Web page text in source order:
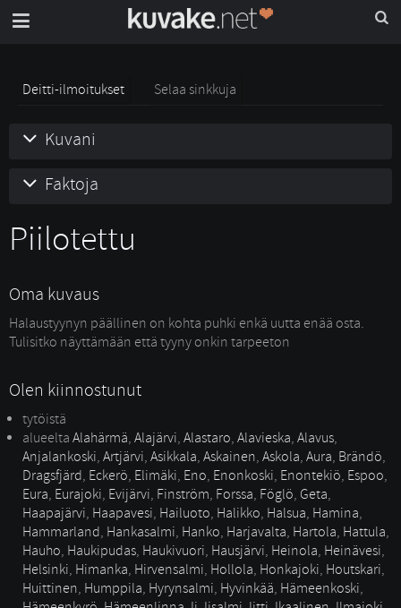
Deitti-ilmoitukset Selaa sinkkuja
Kuvani
Faktoja
Piilotettu
Oma kuvaus
Halaustyynyn päällinen on kohta puhki enkä uutta enää osta.
Tulisitko näyttämään että tyyny onkin tarpeeton
Olen kiinnostunut
tytöistä
alueelta Alahärmä, Alajärvi, Alastaro, Alavieska, Alavus,
Anjalankoski, Artjärvi, Asikkala, Askainen, Askola, Aura, Brändö,
Dragsfjärd, Eckerö, Elimäki, Eno, Enonkoski, Enontekiö, Espoo,
Eura, Eurajoki, Evijärvi, Finström, Forssa, Föglö, Geta,
Haapajärvi, Haapavesi, Hailuoto, Halikko, Halsua, Hamina,
Hammarland, Hankasalmi, Hanko, Harjavalta, Hartola, Hattula,
Hauho, Haukipudas, Haukivuori, Hausjärvi, Heinola, Heinävesi,
Helsinki, Himanka, Hirvensalmi, Hollola, Honkajoki, Houtskari,
Huittinen, Humppila, Hyrynsalmi, Hyvinkää, Hämeenkoski,